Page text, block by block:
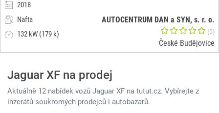
2018
Nafta
132 kW (179 k)
AUTOCENTRUM DAN a SYN, s. r. o.
(0)
České Budějovice
Jaguar XF na prodej
Aktuálně 12 nabídek vozů Jaguar XF na tutut.cz. Vybírejte z
inzerátů soukromých prodejců i autobazarů.